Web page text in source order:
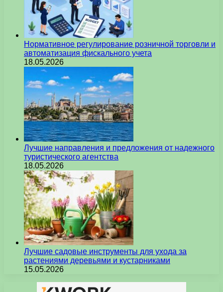
Нормативное регулирование розничной торговли и
автоматизация фискального учета
18.05.2026
Лучшие направления и предложения от надежного
туристического агентства
18.05.2026
Лучшие садовые инструменты для ухода за
растениями деревьями и кустарниками
15.05.2026